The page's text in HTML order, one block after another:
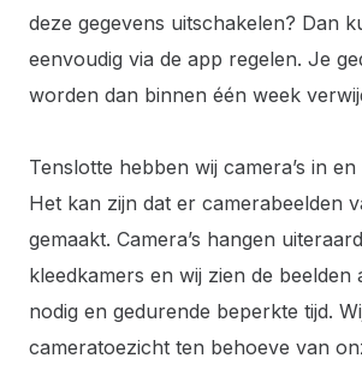
deze gegevens uitschakelen? Dan
eenvoudig via de app regelen. Je
worden dan binnen één week
Tenslotte hebben wij camera’s in
Het kan zijn dat er camerabeelden
gemaakt. Camera’s hangen
kleedkamers en wij zien de beelden
nodig en gedurende beperkte tijd.
cameratoezicht ten behoeve van